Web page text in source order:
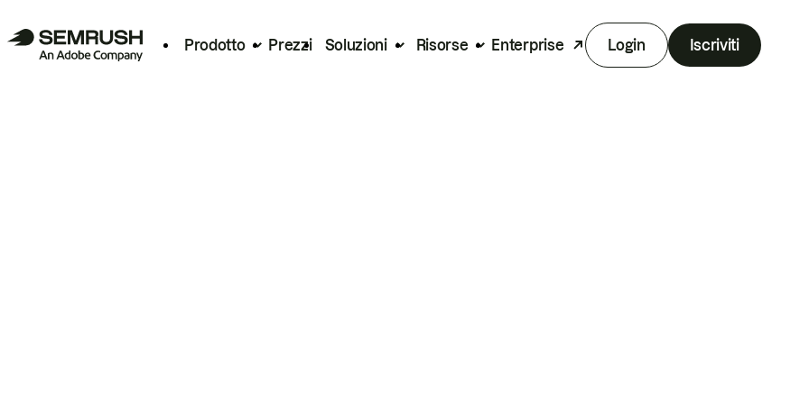
Prodotto Prezzi Soluzioni Risorse Enterprise Login Iscriviti